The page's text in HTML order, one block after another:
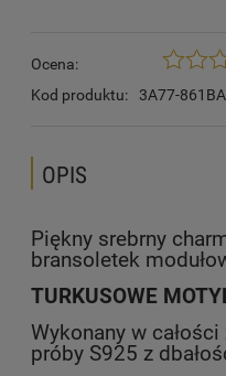
Ocena:
Kod produktu:
3A77-861BA
OPIS
Piękny srebrny
bransoletek
TURKUSOWE
Wykonany w
próby S925 z